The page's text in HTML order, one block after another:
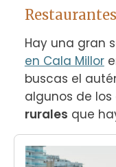
Hay una gran
en Cala Millor
buscas el
algunos de los
rurales que